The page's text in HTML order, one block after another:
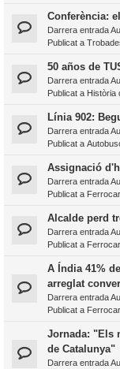
Conferència:
Darrera entrada
Publicat a
50 años de
Darrera entrada
Publicat a Història
Línia 902:
Darrera entrada
Publicat a
Assignació
Darrera entrada
Publicat a
Alcalde perd
Darrera entrada
Publicat a
A Índia 41%
arreglat
Darrera entrada
Publicat a
Jornada: "Els
de Catalunya"
Darrera entrada